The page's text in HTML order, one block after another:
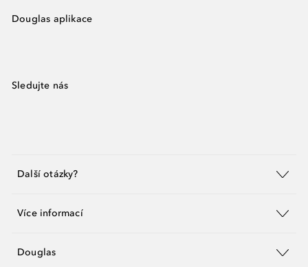
Douglas aplikace
Sledujte nás
Další otázky?
Více informací
Douglas